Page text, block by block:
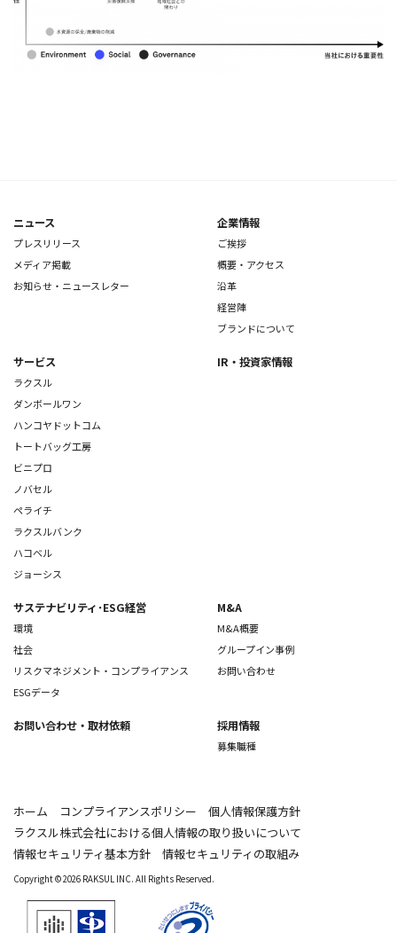
ニュース
プレスリリース
メディア掲載
お知らせ・ニュースレター
企業情報
ご挨拶
概要・アクセス
沿革
経営陣
ブランドについて
サービス
ラクスル
ダンボールワン
ハンコヤドットコム
トートバッグ工房
ビニプロ
ノバセル
ペライチ
ラクスルバンク
ハコベル
ジョーシス
IR・投資家情報
サステナビリティ･ESG経営
環境
社会
リスクマネジメント・コンプライアンス
ESGデータ
M&A
M&A概要
グループイン事例
お問い合わせ
お問い合わせ ・取材依頼 採用情報
募集職種
ホーム コンプライアンスポリシー
個人情報保護方針
ラクスル株式会社における個人情報の取り扱いについて
情報セキュリティ基本方針
情報セキュリティの取組み
Copyright © 2026 RAKSUL INC. All Rights Reserved.